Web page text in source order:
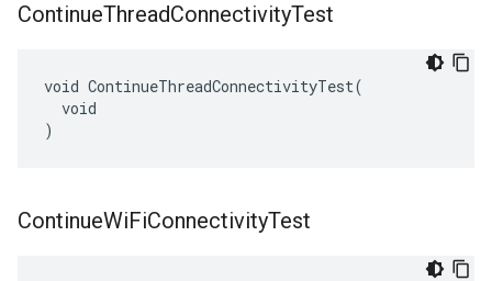
ContinueThreadConnectivityTest
void ContinueThreadConnectivityTest(
  void
)
ContinueWiFiConnectivityTest